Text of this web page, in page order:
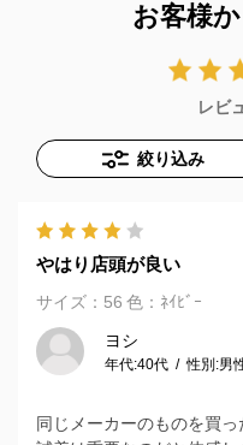
お客様
レビ
絞り込み
やはり店頭が良い
サイズ：56 色：ﾈｲﾋﾞｰ
ヨシ
年代:40代 性別:男
同じメーカーのものを買